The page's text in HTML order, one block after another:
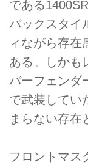
である
バックスタイ
ィながら存在
ある。しかも
バーフェンダ
で武装してい
まらない存在
フロントマス